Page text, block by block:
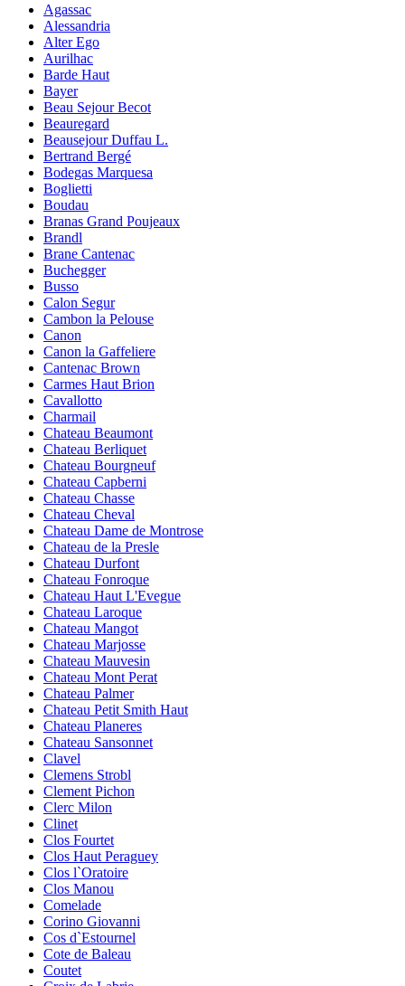
Agassac
Alessandria
Alter Ego
Aurilhac
Barde Haut
Bayer
Beau Sejour Becot
Beauregard
Beausejour Duffau L.
Bertrand Bergé
Bodegas Marquesa
Boglietti
Boudau
Branas Grand Poujeaux
Brandl
Brane Cantenac
Buchegger
Busso
Calon Segur
Cambon la Pelouse
Canon
Canon la Gaffeliere
Cantenac Brown
Carmes Haut Brion
Cavallotto
Charmail
Chateau Beaumont
Chateau Berliquet
Chateau Bourgneuf
Chateau Capberni
Chateau Chasse
Chateau Cheval
Chateau Dame de Montrose
Chateau de la Presle
Chateau Durfont
Chateau Fonroque
Chateau Haut L'Evegue
Chateau Laroque
Chateau Mangot
Chateau Marjosse
Chateau Mauvesin
Chateau Mont Perat
Chateau Palmer
Chateau Petit Smith Haut
Chateau Planeres
Chateau Sansonnet
Clavel
Clemens Strobl
Clement Pichon
Clerc Milon
Clinet
Clos Fourtet
Clos Haut Peraguey
Clos l`Oratoire
Clos Manou
Comelade
Corino Giovanni
Cos d`Estournel
Cote de Baleau
Coutet